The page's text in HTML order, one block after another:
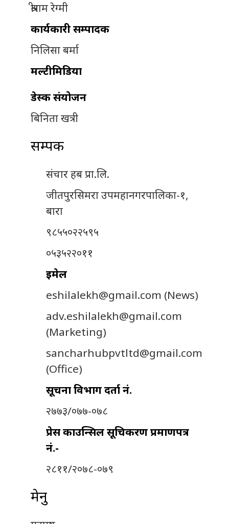
श्रीराम रेग्मी
कार्यकारी सम्पादक
निलिसा बर्मा
मल्टीमिडिया
डेस्क संयोजन
बिनिता खत्री
सम्पर्क
संचार हब प्रा.लि.
जीतपुरसिमरा उपमहानगरपालिका-१,
बारा
९८५५०२२५९५
०५३५२२०११
इमेल
eshilalekh@gmail.com (News)
adv.eshilalekh@gmail.com
(Marketing)
sancharhubpvtltd@gmail.com
(Office)
सूचना विभाग दर्ता नं.
२७७३/०७७-०७८
प्रेस काउन्सिल सूचिकरण प्रमाणपत्र
नं.-
२८११/२०७८-०७९
मेनु